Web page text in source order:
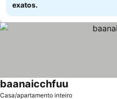
exatos.
Casa/apartamento inteiro
baanaicchfuuVer preços